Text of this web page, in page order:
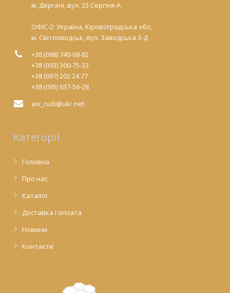
м. Дергачі, вул. 23 Серпня-А
ОФІС-2: Україна, Кіровоградська обл,
м. Світловодськ, вул. Заводська 3-Д
+38 (098) 740-68-82
+38 (093) 300-75-33
+38 (097) 202 24 77
+38 (095) 637-56-28
aiv_rudi@ukr.net
Категорії
Головна
Про нас
Каталог
Доставка і оплата
Новини
Контакти